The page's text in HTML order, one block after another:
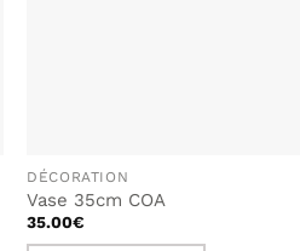
DÉCORATION
Vase 35cm COA
35.00€